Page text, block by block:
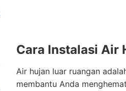
Cara Instalasi Air
Air hujan luar ruangan
membantu Anda